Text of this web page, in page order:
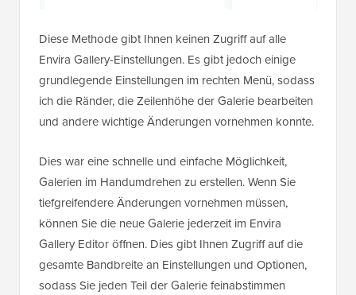
Diese Methode gibt Ihnen keinen Zugriff auf alle
Envira Gallery-Einstellungen. Es gibt jedoch einige
grundlegende Einstellungen im rechten Menü, sodass
ich die Ränder, die Zeilenhöhe der Galerie bearbeiten
und andere wichtige Änderungen vornehmen konnte.
Dies war eine schnelle und einfache Möglichkeit,
Galerien im Handumdrehen zu erstellen. Wenn Sie
tiefgreifendere Änderungen vornehmen müssen,
können Sie die neue Galerie jederzeit im Envira
Gallery Editor öffnen. Dies gibt Ihnen Zugriff auf die
gesamte Bandbreite an Einstellungen und Optionen,
sodass Sie jeden Teil der Galerie feinabstimmen